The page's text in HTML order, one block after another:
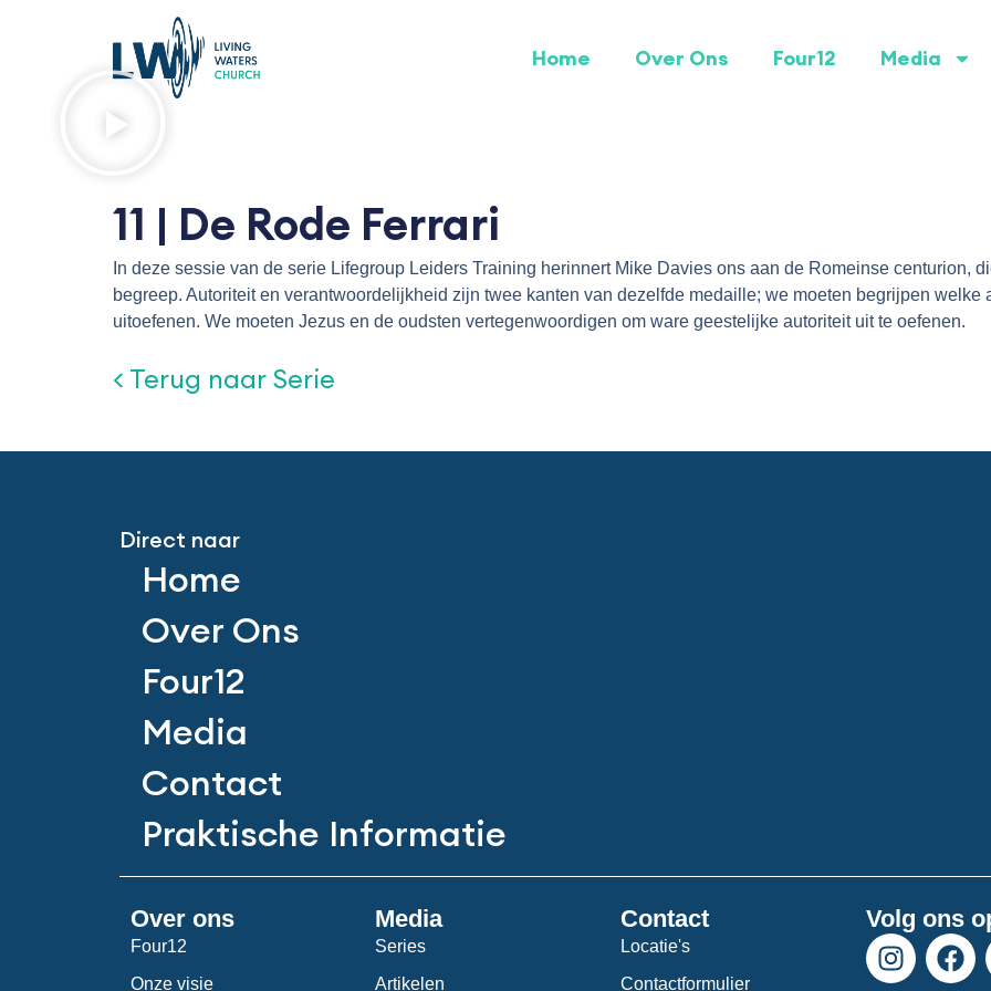
Home Over Ons Four12 Media
11 | De Rode Ferrari
In deze sessie van de serie Lifegroup Leiders Training herinnert Mike Davies ons aan de Romeinse centurion,
begreep. Autoriteit en verantwoordelijkheid zijn twee kanten van dezelfde medaille; we moeten begrijpen welke
uitoefenen. We moeten Jezus en de oudsten vertegenwoordigen om ware geestelijke autoriteit uit te oefenen.
< Terug naar Serie
Direct naar
Home
Over Ons
Four12
Media
Contact
Praktische Informatie
Over ons
Four12
Onze visie
Media
Series
Artikelen
Contact
Locatie's
Contactformulier
Volg ons
I
n
F
a